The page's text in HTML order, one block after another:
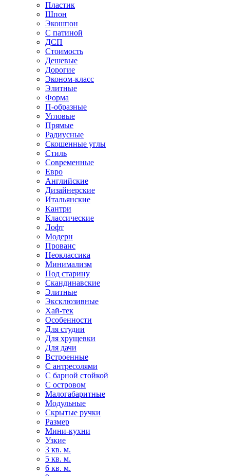
Пластик
Шпон
Экошпон
С патиной
ДСП
Стоимость
Дешевые
Дорогие
Эконом-класс
Элитные
Форма
П-образные
Угловые
Прямые
Радиусные
Скошенные углы
Стиль
Современные
Евро
Английские
Дизайнерские
Итальянские
Кантри
Классические
Лофт
Модерн
Прованс
Неоклассика
Минимализм
Под старину
Скандинавские
Элитные
Эксклюзивные
Хай-тек
Особенности
Для студии
Для хрущевки
Для дачи
Встроенные
С антресолями
С барной стойкой
С островом
Малогабаритные
Модульные
Скрытые ручки
Размер
Мини-кухни
Узкие
3 кв. м.
5 кв. м.
6 кв. м.